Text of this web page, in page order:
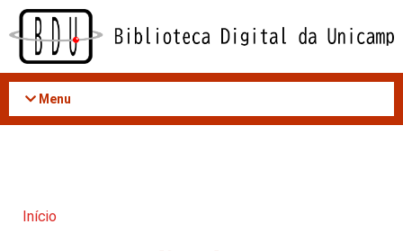
Acessar
conteúdo
Menu
Início